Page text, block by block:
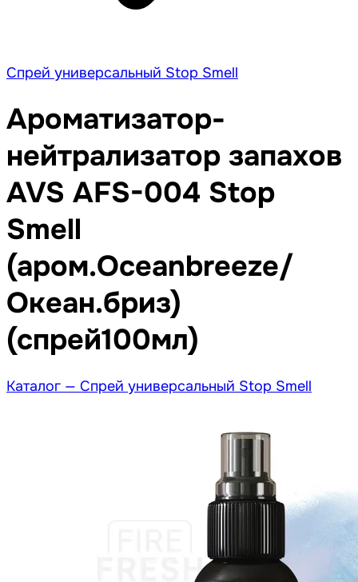
Спрей универсальный Stop Smell
Ароматизатор-
нейтрализатор запахов
AVS AFS-004 Stop
Smell
(аром.Oceanbreeze/
Океан.бриз)
(спрей100мл)
Каталог — Спрей универсальный Stop Smell